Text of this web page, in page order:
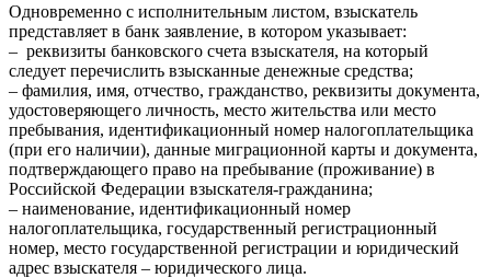
Одновременно с исполнительным листом, взыскатель
представляет в банк заявление, в котором указывает:
– реквизиты банковского счета взыскателя, на который
следует перечислить взысканные денежные средства;
– фамилия, имя, отчество, гражданство, реквизиты документа,
удостоверяющего личность, место жительства или место
пребывания, идентификационный номер налогоплательщика
(при его наличии), данные миграционной карты и документа,
подтверждающего право на пребывание (проживание) в
Российской Федерации взыскателя-гражданина;
– наименование, идентификационный номер
налогоплательщика, государственный регистрационный
номер, место государственной регистрации и юридический
адрес взыскателя – юридического лица.